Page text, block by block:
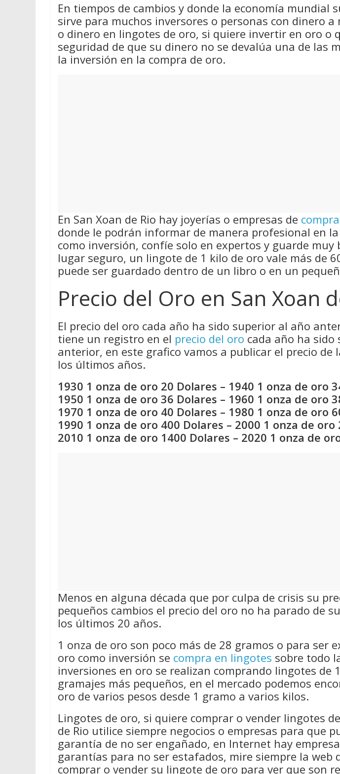
En tiempos de cambios y donde la economía mundial
sirve para muchos inversores o personas con dinero a
o dinero en lingotes de oro, si quiere invertir en oro o
seguridad de que su dinero no se devalúa una de las
la inversión en la compra de oro.
En San Xoan de Rio hay joyerías o empresas de
donde le podrán informar de manera profesional en
como inversión, confíe solo en expertos y guarde muy
lugar seguro, un lingote de 1 kilo de oro vale más de
puede ser guardado dentro de un libro o en un
Precio del Oro en San Xoan
El precio del oro cada año ha sido superior al año
tiene un registro en el precio del oro cada año ha sido
anterior, en este grafico vamos a publicar el precio de
los últimos años.
1930 1 onza de oro 20 Dolares – 1940 1 onza de oro
1950 1 onza de oro 36 Dolares – 1960 1 onza de oro
1970 1 onza de oro 40 Dolares – 1980 1 onza de oro
1990 1 onza de oro 400 Dolares – 2000 1 onza de oro
2010 1 onza de oro 1400 Dolares – 2020 1 onza de
Menos en alguna década que por culpa de crisis su
pequeños cambios el precio del oro no ha parado de
los últimos 20 años.
1 onza de oro son poco más de 28 gramos o para ser
oro como inversión se compra en lingotes sobre todo
inversiones en oro se realizan comprando lingotes de
gramajes más pequeños, en el mercado podemos
oro de varios pesos desde 1 gramo a varios kilos.
Lingotes de oro, si quiere comprar o vender lingotes
de Rio utilice siempre negocios o empresas para que
garantía de no ser engañado, en Internet hay
garantías para no ser estafados, mire siempre la web
comprar o vender su lingote de oro para ver que son